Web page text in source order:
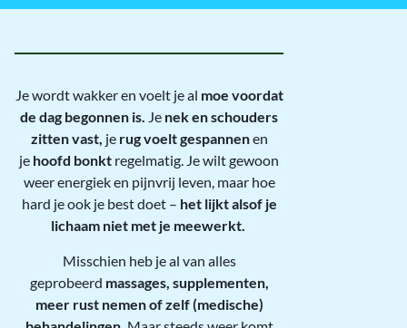
Je wordt wakker en voelt je al moe voordat
de dag begonnen is. Je nek en schouders
zitten vast, je rug voelt gespannenen
je hoofd bonkt regelmatig. Je wilt gewoon
weer energiek en pijnvrij leven, maar hoe
hard je ook je best doet – het lijkt alsof je
lichaam niet met je meewerkt.
Misschien heb je al van alles
geprobeerd massages, supplementen,
meer rust nemen of zelf (medische)